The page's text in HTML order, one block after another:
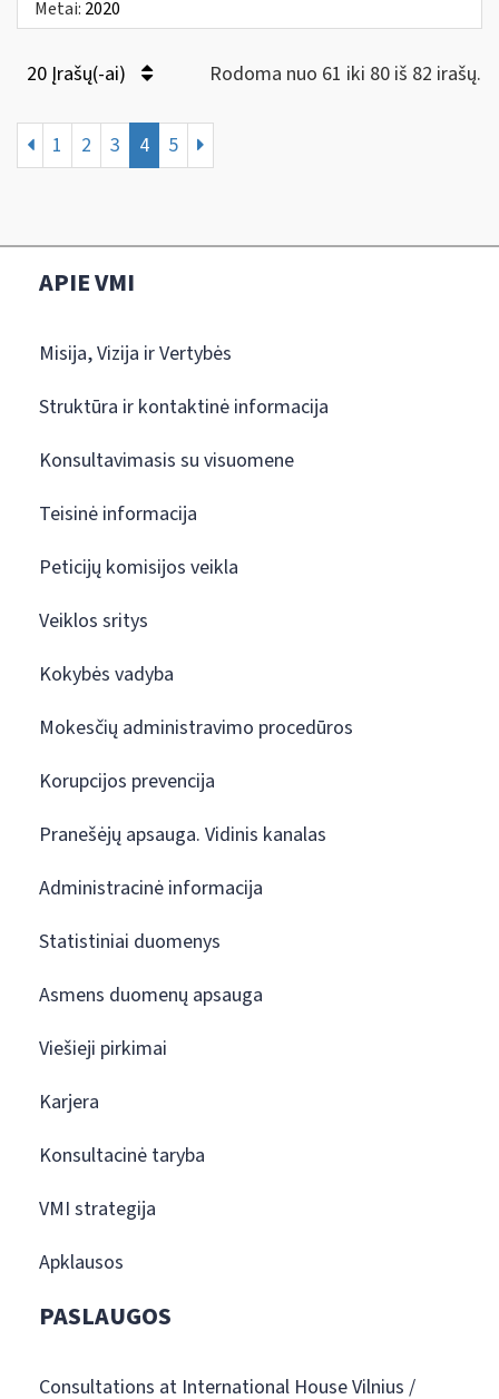
Metai: 2020
20 Įrašų(-ai) Rodoma nuo 61 iki 80 iš 82 irašų.
1 2 3 4 5
APIE VMI
Misija, Vizija ir Vertybės
Struktūra ir kontaktinė informacija
Konsultavimasis su visuomene
Teisinė informacija
Peticijų komisijos veikla
Veiklos sritys
Kokybės vadyba
Mokesčių administravimo procedūros
Korupcijos prevencija
Pranešėjų apsauga. Vidinis kanalas
Administracinė informacija
Statistiniai duomenys
Asmens duomenų apsauga
Viešieji pirkimai
Karjera
Konsultacinė taryba
VMI strategija
Apklausos
PASLAUGOS
Consultations at International House Vilnius /